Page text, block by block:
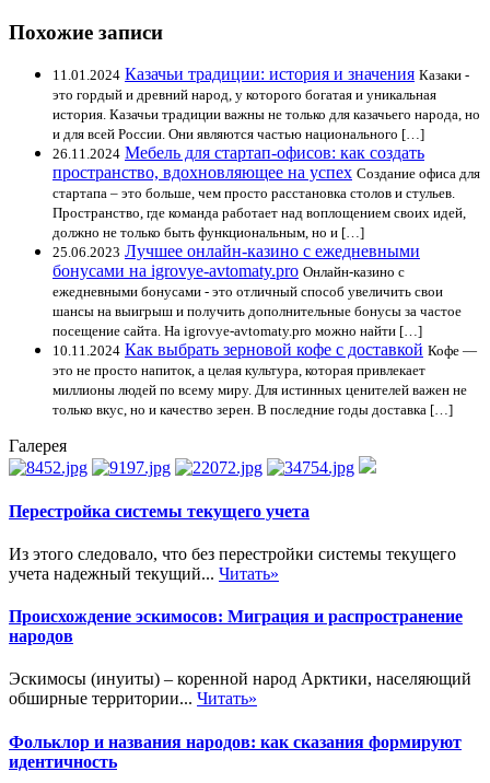
Похожие записи
11.01.2024 Казачьи традиции: история и значения Казаки -
это гордый и древний народ, у которого богатая и уникальная
история. Казачьи традиции важны не только для казачьего народа, но
и для всей России. Они являются частью национального […]
26.11.2024 Мебель для стартап-офисов: как создать
пространство, вдохновляющее на успех Создание офиса для
стартапа – это больше, чем просто расстановка столов и стульев.
Пространство, где команда работает над воплощением своих идей,
должно не только быть функциональным, но и […]
25.06.2023 Лучшее онлайн-казино с ежедневными
бонусами на igrovye-avtomaty.pro Онлайн-казино с
ежедневными бонусами - это отличный способ увеличить свои
шансы на выигрыш и получить дополнительные бонусы за частое
посещение сайта. На igrovye-avtomaty.pro можно найти […]
10.11.2024 Как выбрать зерновой кофе с доставкой Кофе —
это не просто напиток, а целая культура, которая привлекает
миллионы людей по всему миру. Для истинных ценителей важен не
только вкус, но и качество зерен. В последние годы доставка […]
Галерея
Перестройка системы текущего учета
Из этого следовало, что без перестройки системы текущего
учета надежный текущий... Читать»
Происхождение эскимосов: Миграция и распространение
народов
Эскимосы (инуиты) – коренной народ Арктики, населяющий
обширные территории... Читать»
Фольклор и названия народов: как сказания формируют
идентичность